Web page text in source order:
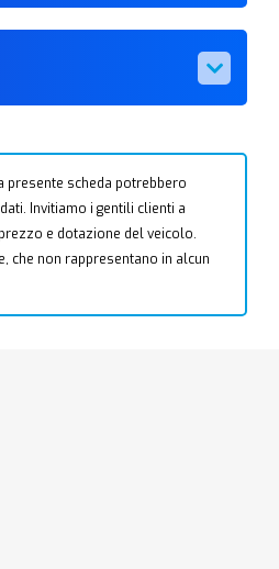
presente scheda potrebbero
Invitiamo i gentili clienti a
e dotazione del veicolo.
che non rappresentano in alcun